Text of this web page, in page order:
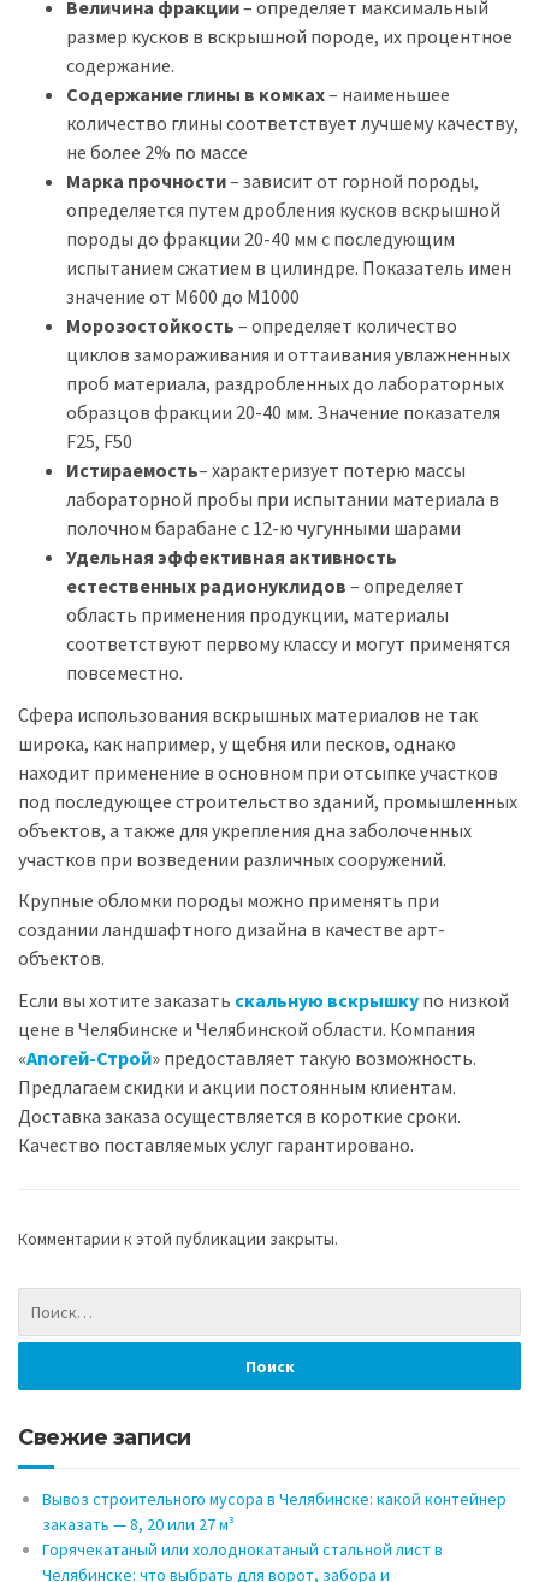
Величина фракции– определяет максимальный
размер кусков в вскрышной породе, их процентное
содержание.
Содержание глины в комках– наименьшее
количество глины соответствует лучшему качеству,
не более 2% по массе
Марка прочности– зависит от горной породы,
определяется путем дробления кусков вскрышной
породы до фракции 20-40 мм с последующим
испытанием сжатием в цилиндре. Показатель имен
значение от М600 до М1000
Морозостойкость – определяет количество
циклов замораживания и оттаивания увлажненных
проб материала, раздробленных до лабораторных
образцов фракции 20-40 мм. Значение показателя
F25, F50
Истираемость– характеризует потерю массы
лабораторной пробы при испытании материала в
полочном барабане с 12-ю чугунными шарами
Удельная эффективная активность
естественных радионуклидов – определяет
область применения продукции, материалы
соответствуют первому классу и могут применятся
повсеместно.
Сфера использования вскрышных материалов не так
широка, как например, у щебня или песков, однако
находит применение в основном при отсыпке участков
под последующее строительство зданий, промышленных
объектов, а также для укрепления дна заболоченных
участков при возведении различных сооружений.
Крупные обломки породы можно применять при
создании ландшафтного дизайна в качестве арт-
объектов.
Если вы хотите заказать скальную вскрышку по низкой
цене в Челябинске и Челябинской области. Компания
«Апогей-Строй» предоставляет такую возможность.
Предлагаем скидки и акции постоянным клиентам.
Доставка заказа осуществляется в короткие сроки.
Качество поставляемых услуг гарантировано.
Комментарии к этой публикации закрыты.
Свежие записи
Вывоз строительного мусора в Челябинске: какой контейнер
заказать — 8, 20 или 27 м³
Горячекатаный или холоднокатаный стальной лист в
Челябинске: что выбрать для ворот, забора и